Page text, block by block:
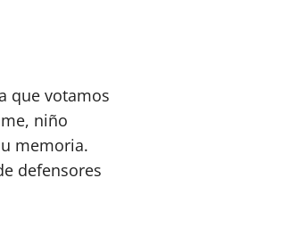
que votamos
niño
memoria.
defensores